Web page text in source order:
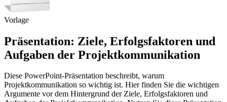
Vorlage
Präsentation: Ziele, Erfolgsfaktoren und
Aufgaben der Projektkommunikation
Diese PowerPoint-Präsentation beschreibt, warum
Projektkommunikation so wichtig ist. Hier finden Sie die wichtigen
Argumente vor dem Hintergrund der Ziele, Erfolgsfaktoren und